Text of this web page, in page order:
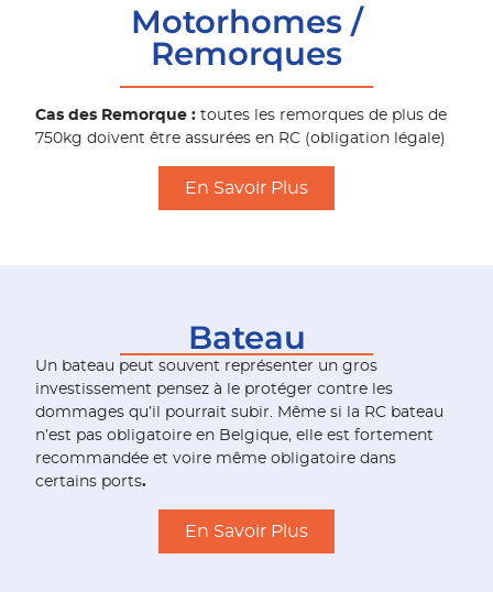
Motorhomes /
Remorques
Cas des Remorque : toutes les remorques de plus de
750kg doivent être assurées en RC (obligation légale)
En Savoir Plus
Bateau
Un bateau peut souvent représenter un gros
investissement pensez à le protéger contre les
dommages qu’il pourrait subir.
Même si la RC bateau
n’est pas obligatoire en Belgique, elle est fortement
recommandée et voire même obligatoire dans
certains ports.
En Savoir Plus